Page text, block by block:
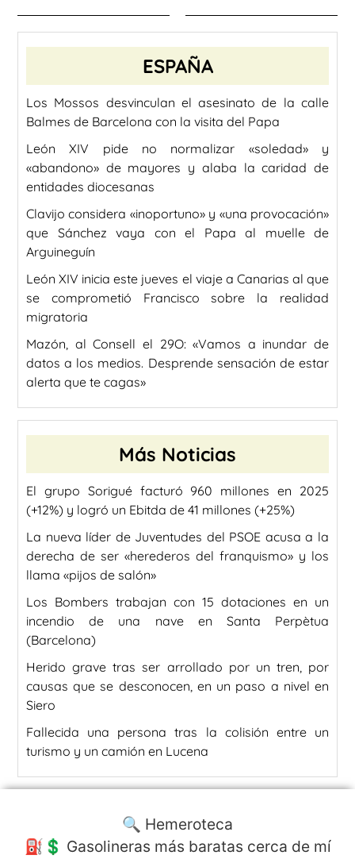
ESPAÑA
Los Mossos desvinculan el asesinato de la calle
Balmes de Barcelona con la visita del Papa
León XIV pide no normalizar «soledad» y
«abandono» de mayores y alaba la caridad de
entidades diocesanas
Clavijo considera «inoportuno» y «una provocación»
que Sánchez vaya con el Papa al muelle de
Arguineguín
León XIV inicia este jueves el viaje a Canarias al que
se comprometió Francisco sobre la realidad
migratoria
Mazón, al Consell el 29O: «Vamos a inundar de
datos a los medios. Desprende sensación de estar
alerta que te cagas»
Más Noticias
El grupo Sorigué facturó 960 millones en 2025
(+12%) y logró un Ebitda de 41 millones (+25%)
La nueva líder de Juventudes del PSOE acusa a la
derecha de ser «herederos del franquismo» y los
llama «pijos de salón»
Los Bombers trabajan con 15 dotaciones en un
incendio de una nave en Santa Perpètua
(Barcelona)
Herido grave tras ser arrollado por un tren, por
causas que se desconocen, en un paso a nivel en
Siero
Fallecida una persona tras la colisión entre un
turismo y un camión en Lucena
🔍 Hemeroteca
⛽️💲 Gasolineras más baratas cerca de mí